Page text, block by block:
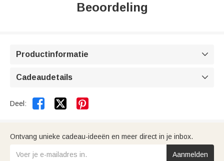
Beoordeling
Productinformatie 
Cadeaudetails 
Deel:  
Ontvang unieke cadeau-ideeën en meer direct in je inbox.
Aanmelden